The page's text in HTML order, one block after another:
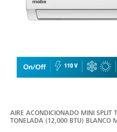
AIRE ACONDICIONADO MINI SPLIT
TONELADA (12,000 BTU) BLANCO